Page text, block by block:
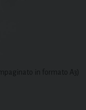
in formato A3)